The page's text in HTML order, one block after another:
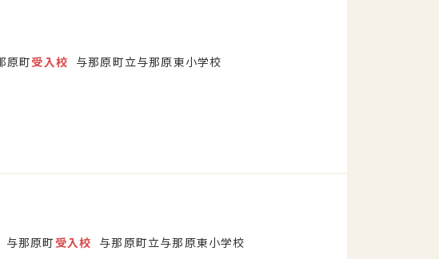
原町受入校 与那原町立与那原東小学校
与那原町 受入校 与那原町立与那原東小学校